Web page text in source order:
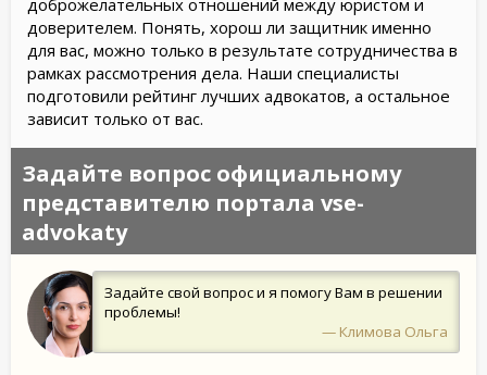
доверителем. Понять, хорош ли защитник именно
для вас, можно только в результате сотрудничества в
рамках рассмотрения дела. Наши специалисты
подготовили рейтинг лучших адвокатов, а остальное
зависит только от вас.
Задайте вопрос официальному
представителю портала vse-
advokaty
Задайте свой вопрос и я помогу Вам в решении
проблемы!
— Климова Ольга